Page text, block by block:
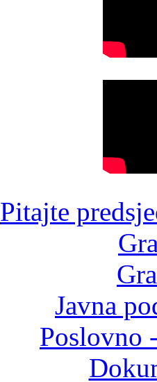
Pitajte
Javna
Poslovno